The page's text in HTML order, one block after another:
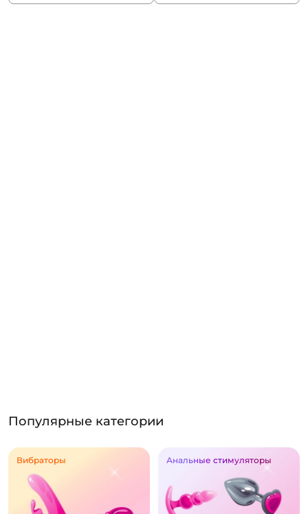
Популярные категории
Вибраторы Анальные стимуляторы